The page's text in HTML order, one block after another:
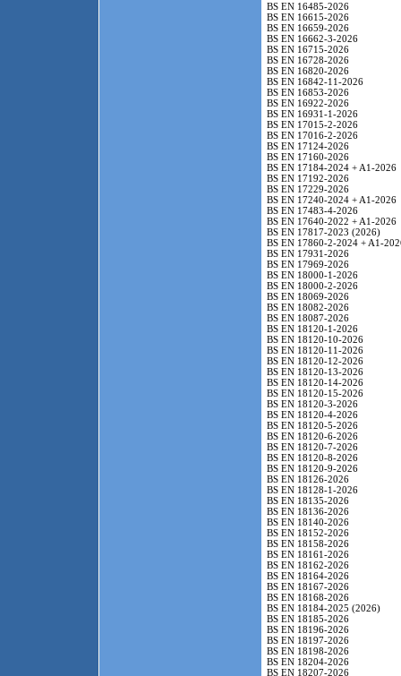
BS EN 16485-2026
BS EN 16615-2026
BS EN 16659-2026
BS EN 16662-3-2026
BS EN 16715-2026
BS EN 16728-2026
BS EN 16820-2026
BS EN 16842-11-2026
BS EN 16853-2026
BS EN 16922-2026
BS EN 16931-1-2026
BS EN 17015-2-2026
BS EN 17016-2-2026
BS EN 17124-2026
BS EN 17160-2026
BS EN 17184-2024 + A1-2026
BS EN 17192-2026
BS EN 17229-2026
BS EN 17240-2024 + A1-2026
BS EN 17483-4-2026
BS EN 17640-2022 + A1-2026
BS EN 17817-2023 (2026)
BS EN 17860-2-2024 + A1-
BS EN 17931-2026
BS EN 17969-2026
BS EN 18000-1-2026
BS EN 18000-2-2026
BS EN 18069-2026
BS EN 18082-2026
BS EN 18087-2026
BS EN 18120-1-2026
BS EN 18120-10-2026
BS EN 18120-11-2026
BS EN 18120-12-2026
BS EN 18120-13-2026
BS EN 18120-14-2026
BS EN 18120-15-2026
BS EN 18120-3-2026
BS EN 18120-4-2026
BS EN 18120-5-2026
BS EN 18120-6-2026
BS EN 18120-7-2026
BS EN 18120-8-2026
BS EN 18120-9-2026
BS EN 18126-2026
BS EN 18128-1-2026
BS EN 18135-2026
BS EN 18136-2026
BS EN 18140-2026
BS EN 18152-2026
BS EN 18158-2026
BS EN 18161-2026
BS EN 18162-2026
BS EN 18164-2026
BS EN 18167-2026
BS EN 18168-2026
BS EN 18184-2025 (2026)
BS EN 18185-2026
BS EN 18196-2026
BS EN 18197-2026
BS EN 18198-2026
BS EN 18204-2026
BS EN 18207-2026